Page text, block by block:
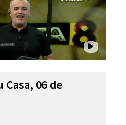
Casa, 06 de